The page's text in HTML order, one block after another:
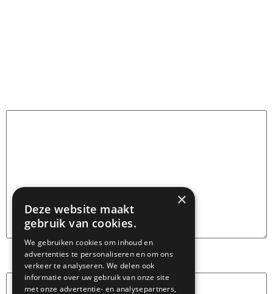
Naam*
×
Deze website maakt
gebruik van cookies.
We gebruiken cookies om inhoud en
advertenties te personaliseren en om ons
verkeer te analyseren. We delen ook
informatie over uw gebruik van onze site
met onze advertentie- en analysepartners,